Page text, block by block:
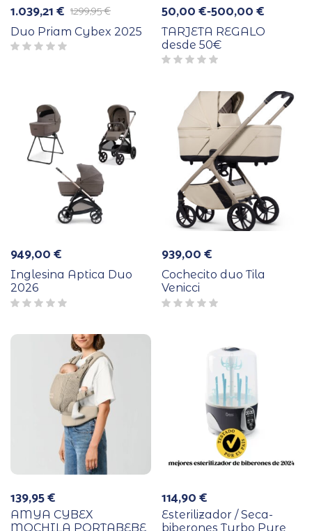
1.299,95€
El
precio
original
era:
1.039,21€
El
precio
actual
es:
Duo Priam Cybex 2025
50,00€-500,00€
Rango
de
precios:
desde
50,00 €
500,00 €
TARJETA REGALO
desde 50€
949,00€
Inglesina Aptica Duo
2026
939,00€
Cochecito duo Tila
Venicci
139,95€
AMYA CYBEX
MOCHILA PORTABEBE
114,90€
Esterilizador / Seca-
biberones Turbo Pure